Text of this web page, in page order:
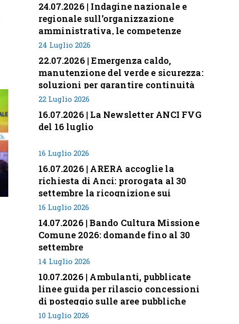
24.07.2026 | Indagine nazionale e
regionale sull’organizzazione
amministrativa, le competenze
professionali e i modelli di gestione
nei piccoli Comuni italiani
24 Luglio 2026
22.07.2026 | Emergenza caldo,
manutenzione del verde e sicurezza:
soluzioni per garantire continuità
servizi
22 Luglio 2026
16.07.2026 | La Newsletter ANCI FVG
del 16 luglio
16 Luglio 2026
16.07.2026 | ARERA accoglie la
richiesta di Anci: prorogata al 30
settembre la ricognizione sui
corrispettivi
16 Luglio 2026
14.07.2026 | Bando Cultura Missione
Comune 2026: domande fino al 30
settembre
14 Luglio 2026
10.07.2026 | Ambulanti, pubblicate
linee guida per rilascio concessioni
di posteggio sulle aree pubbliche
10 Luglio 2026